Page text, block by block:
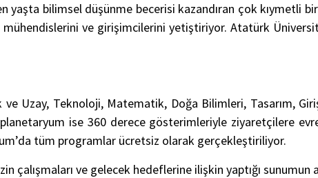
yaşta bilimsel düşünme becerisi kazandıran çok kıymetli
mühendislerini ve girişimcilerini yetiştiriyor. Atatürk
Uzay, Teknoloji, Matematik, Doğa Bilimleri, Tasarım,
ise 360 derece gösterimleriyle ziyaretçilere
tüm programlar ücretsiz olarak gerçekleştiriliyor.
çalışmaları ve gelecek hedeflerine ilişkin yaptığı sunumun